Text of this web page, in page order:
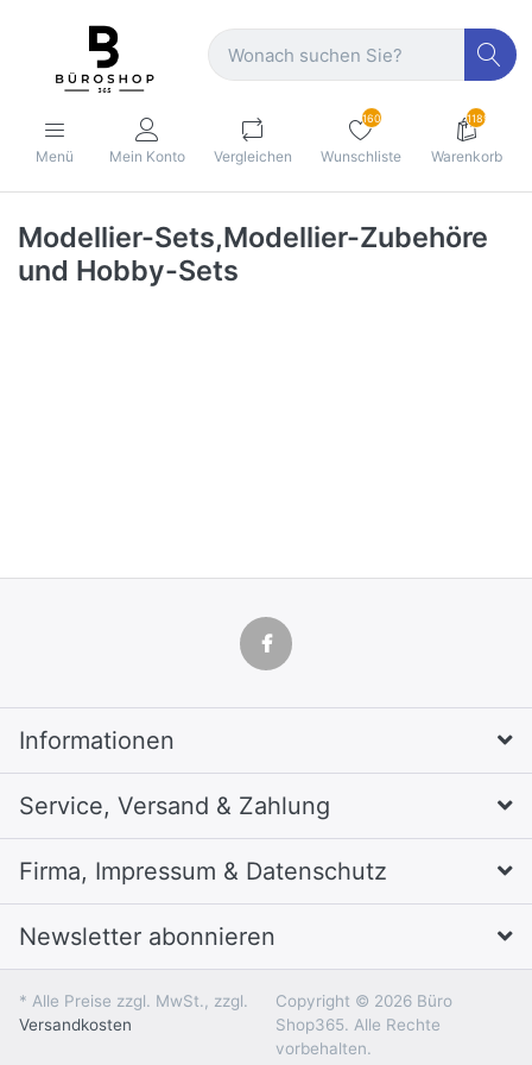
Menü Mein Konto Vergleichen
160
Wunschliste
1189
Warenkorb
Modellier-Sets,Modellier-Zubehöre
und Hobby-Sets
Informationen
Service, Versand & Zahlung
Firma, Impressum & Datenschutz
Newsletter abonnieren
* Alle Preise zzgl. MwSt., zzgl.
Versandkosten
Copyright © 2026 Büro
Shop365. Alle Rechte
vorbehalten.